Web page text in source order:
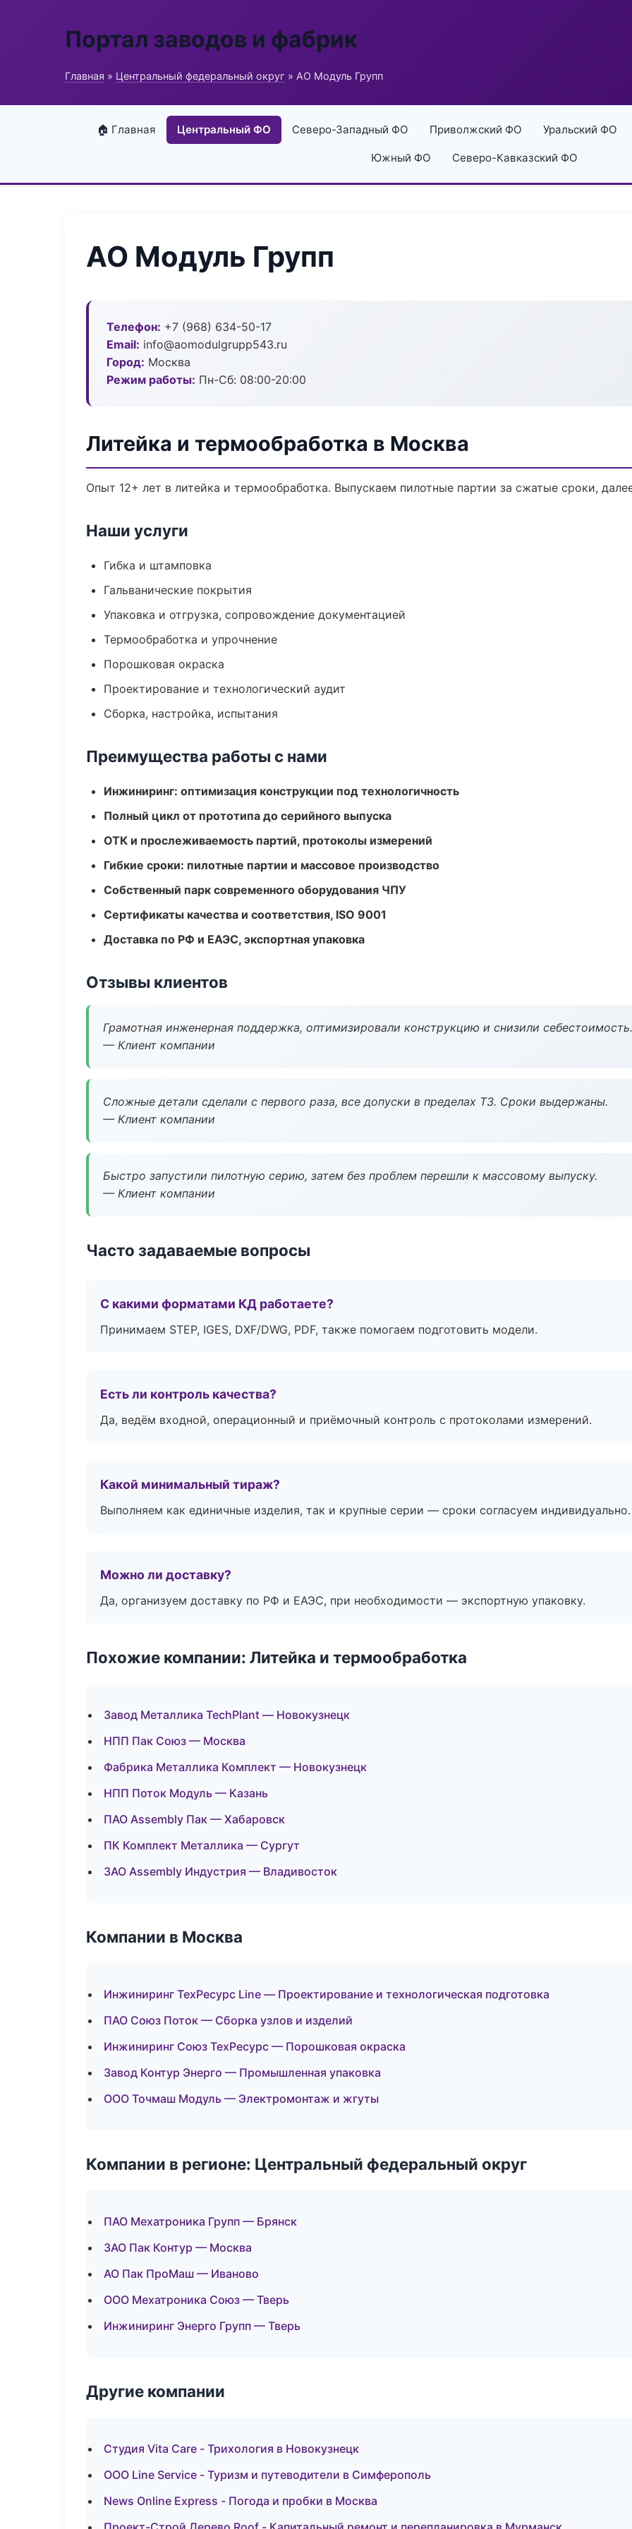
Портал заводов и фабрик
Главная » Центральный федеральный округ » АО Модуль Групп
🏠 Главная Центральный ФО Северо-Западный ФО Приволжский ФО Уральский ФО
Южный ФО Северо-Кавказский ФО
АО Модуль Групп
Телефон: +7 (968) 634-50-17
Email: info@aomodulgrupp543.ru
Город: Москва
Режим работы: Пн-Сб: 08:00-20:00
Литейка и термообработка в Москва
Опыт 12+ лет в литейка и термообработка. Выпускаем пилотные партии за сжатые сроки,
Наши услуги
Гибка и штамповка
Гальванические покрытия
Упаковка и отгрузка, сопровождение документацией
Термообработка и упрочнение
Порошковая окраска
Проектирование и технологический аудит
Сборка, настройка, испытания
Преимущества работы с нами
Инжиниринг: оптимизация конструкции под технологичность
Полный цикл от прототипа до серийного выпуска
ОТК и прослеживаемость партий, протоколы измерений
Гибкие сроки: пилотные партии и массовое производство
Собственный парк современного оборудования ЧПУ
Сертификаты качества и соответствия, ISO 9001
Доставка по РФ и ЕАЭС, экспортная упаковка
Отзывы клиентов
Грамотная инженерная поддержка, оптимизировали конструкцию и снизили себестоимость.
— Клиент компании
Сложные детали сделали с первого раза, все допуски в пределах ТЗ. Сроки выдержаны.
— Клиент компании
Быстро запустили пилотную серию, затем без проблем перешли к массовому выпуску.
— Клиент компании
Часто задаваемые вопросы
С какими форматами КД работаете?
Принимаем STEP, IGES, DXF/DWG, PDF, также помогаем подготовить модели.
Есть ли контроль качества?
Да, ведём входной, операционный и приёмочный контроль с протоколами измерений.
Какой минимальный тираж?
Выполняем как единичные изделия, так и крупные серии — сроки согласуем индивидуально.
Можно ли доставку?
Да, организуем доставку по РФ и ЕАЭС, при необходимости — экспортную упаковку.
Похожие компании: Литейка и термообработка
Завод Металлика TechPlant — Новокузнецк
НПП Пак Союз — Москва
Фабрика Металлика Комплект — Новокузнецк
НПП Поток Модуль — Казань
ПАО Assembly Пак — Хабаровск
ПК Комплект Металлика — Сургут
ЗАО Assembly Индустрия — Владивосток
Компании в Москва
Инжиниринг ТехРесурс Line — Проектирование и технологическая подготовка
ПАО Союз Поток — Сборка узлов и изделий
Инжиниринг Союз ТехРесурс — Порошковая окраска
Завод Контур Энерго — Промышленная упаковка
ООО Точмаш Модуль — Электромонтаж и жгуты
Компании в регионе: Центральный федеральный округ
ПАО Мехатроника Групп — Брянск
ЗАО Пак Контур — Москва
АО Пак ПроМаш — Иваново
ООО Мехатроника Союз — Тверь
Инжиниринг Энерго Групп — Тверь
Другие компании
Студия Vita Care - Трихология в Новокузнецк
ООО Line Service - Туризм и путеводители в Симферополь
News Online Express - Погода и пробки в Москва